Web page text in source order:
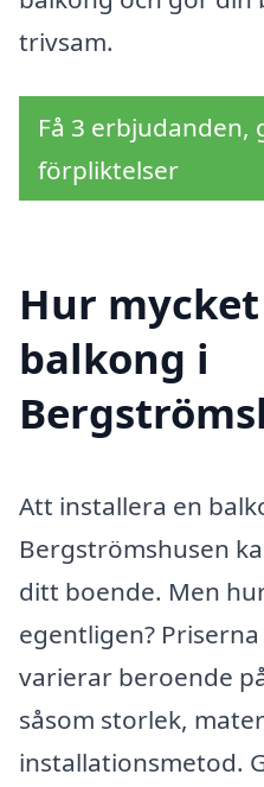
trivsam.
Få 3 erbjudanden,
förpliktelser
Hur
balkong i
Att installera en
Bergströmshusen
ditt boende. Men
egentligen?
varierar beroende
såsom storlek,
installationsmetod.